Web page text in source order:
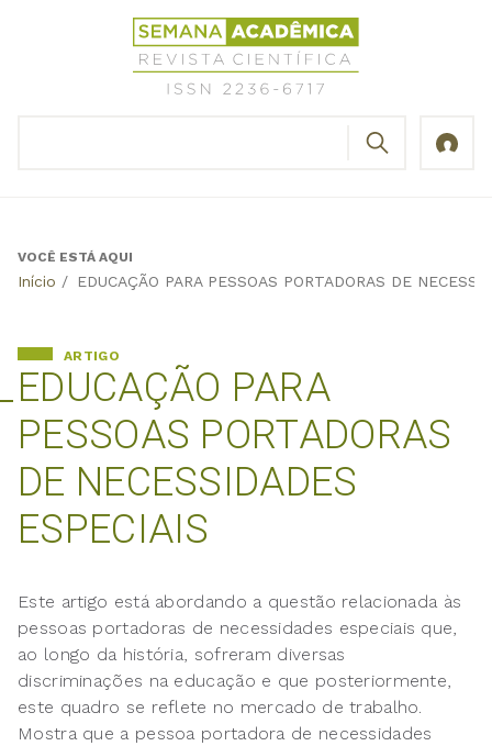
Revista
Científica
Semana
Back
VOCÊ ESTÁ AQUI
Início / EDUCAÇÃO PARA PESSOAS PORTADORAS DE
EDUCAÇÃO PARA
PESSOAS PORTADORAS
DE NECESSIDADES
ESPECIAIS
ARTIGO
Este artigo está abordando a questão relacionada às
pessoas portadoras de necessidades especiais que,
ao longo da história, sofreram diversas
discriminações na educação e que posteriormente,
este quadro se reflete no mercado de trabalho.
Mostra que a pessoa portadora de necessidades